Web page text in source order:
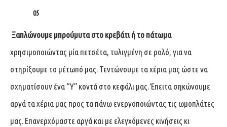
05
Ξαπλώνουμε μπρούμυτα στο κρεβάτι ή το πάτωμα
χρησιμοποιώντας μία πετσέτα, τυλιγμένη σε ρολό, για να
στηρίξουμε το μέτωπό μας. Τεντώνουμε τα χέρια μας ώστε να
σχηματίσουν ένα “Y” κοντά στο κεφάλι μας. Έπειτα σηκώνουμε
αργά τα χέρια μας προς τα πάνω ενεργοποιώντας τις ωμοπλάτες
μας. Επανερχόμαστε αργά και με ελεγχόμενες κινήσεις κι